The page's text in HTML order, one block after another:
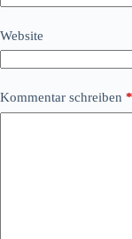
Website
Kommentar schreiben *